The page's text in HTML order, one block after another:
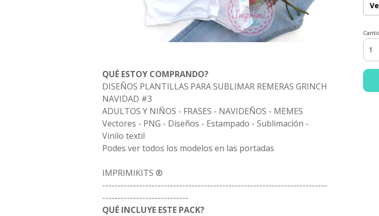
QUÉ ESTOY COMPRANDO?
DISEÑOS PLANTILLAS PARA SUBLIMAR REMERAS GRINCH
NAVIDAD #3
ADULTOS Y NIÑOS - FRASES - NAVIDEÑOS - MEMES
Vectores - PNG - Diseños - Estampado - Sublimación -
Vinilo textil
Podes ver todos los modelos en las portadas
IMPRIMIKITS ®
-------------------------------------------------------------------------
----------------------------
QUÉ INCLUYE ESTE PACK?